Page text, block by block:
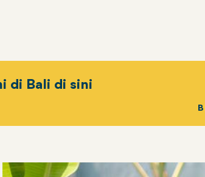
di Bali di sini